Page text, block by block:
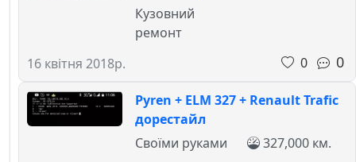
16 квітня 2018р.
Кузовний
ремонт
0
0
Pyren + ELM 327 + Renault Trafic
дорестайл
Своїми руками
327,000 км.